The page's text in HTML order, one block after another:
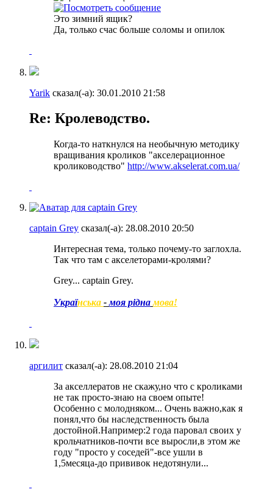
Это зимний ящик?
Да, только счас больше соломы и опилок
Yarik сказал(-а): 30.01.2010 21:58
Re: Кролеводство.
Когда-то наткнулся на необычную методику
вращивания кроликов "акселерационное
кролиководство" http://www.akselerat.com.ua/
captain Grey сказал(-а): 28.08.2010 20:50
Интересная тема, только почему-то заглохла.
Так что там с акселеторами-кролями?
Grey... captain Grey.
Українська -моя рідна мова!
аргилит сказал(-а): 28.08.2010 21:04
За акселлератов не скажу,но что с кроликами
не так просто-знаю на своем опыте!
Особенно с молодняком... Очень важно,как я
понял,что бы наследственность была
достойной.Например:2 года паровал своих у
крольчатников-почти все выросли,в этом же
году "просто у соседей"-все ушли в
1,5месяца-до прививок недотянули...